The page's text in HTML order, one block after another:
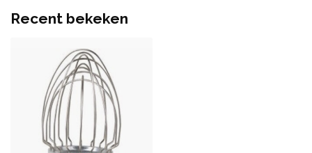
Recent bekeken